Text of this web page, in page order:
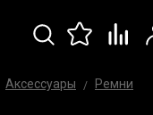
Аксессуары Ремни